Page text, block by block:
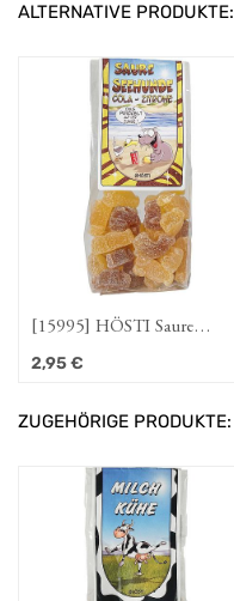
ALTERNATIVE PRODUKTE:
[15995] HÖSTI Saure
Seehunde
2,95€
ZUGEHÖRIGE PRODUKTE: